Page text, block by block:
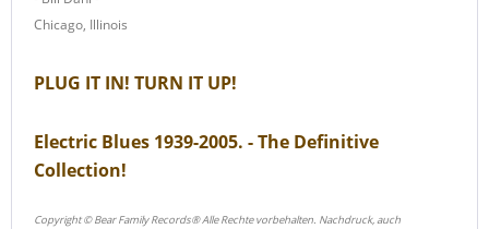
Chicago, Illinois
PLUG IT IN! TURN IT UP!
Electric Blues 1939-2005. - The Definitive
Collection!
Copyright © Bear Family Records® Alle Rechte vorbehalten. Nachdruck, auch